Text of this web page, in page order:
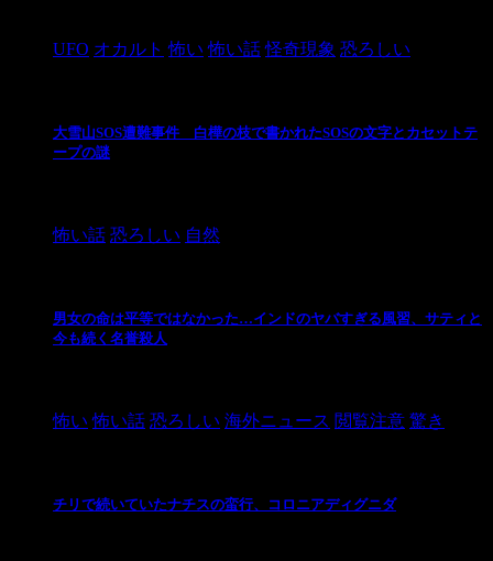
UFO オカルト 怖い 怖い話 怪奇現象 恐ろしい
大雪山SOS遭難事件 白樺の枝で書かれたSOSの文字とカセットテ
ープの謎
怖い話 恐ろしい 自然
男女の命は平等ではなかった…インドのヤバすぎる風習、サティと
今も続く名誉殺人
怖い 怖い話 恐ろしい 海外ニュース 閲覧注意 驚き
チリで続いていたナチスの蛮行、コロニアディグニダ